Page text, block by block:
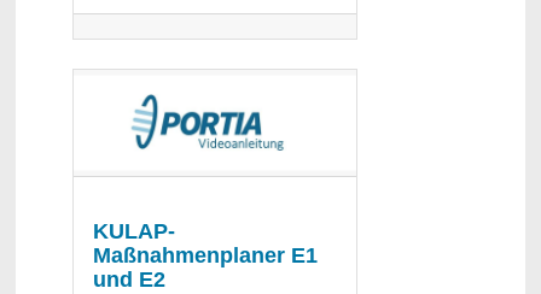
KULAP-
Maßnahmenplaner E1
und E2